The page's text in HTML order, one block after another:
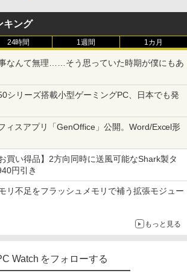
キング
24時間 1週間 1カ月
なんて無理……そう思っていた時期が僕にもあ
シリーズ搭載小型ゲーミングPC、日本でも発
ィスアプリ「GenOffice」公開。Word/Excel形
買い得品】2方向同時に送風可能なShark製タ
円引き
リ不足をフラッシュメモリで補う拡張モジュー
もっと見る
Watch をフォローする